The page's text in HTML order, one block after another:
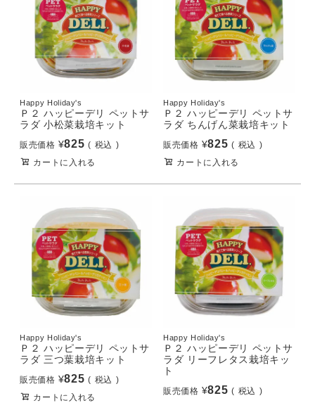
Happy Holiday's
Ｐ２ ハッピーデリ ペットサ
ラダ 小松菜栽培キット
販売価格 ¥825
税込
カートに入れる
Happy Holiday's
Ｐ２ ハッピーデリ ペットサ
ラダ ちんげん菜栽培キット
販売価格 ¥825
税込
カートに入れる
Happy Holiday's
Ｐ２ ハッピーデリ ペットサ
ラダ 三つ葉栽培キット
販売価格 ¥825
税込
カートに入れる
Happy Holiday's
Ｐ２ ハッピーデリ ペットサ
ラダ リーフレタス栽培キッ
ト
販売価格 ¥825
税込